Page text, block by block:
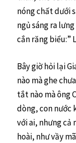
nóng chất dưới
ngủ sáng ra
cắn răng biểu:”
Bây giờ hỏi lại
nào mà ghe
tắt nào mà ông
dòng, con nước
với ai, nhưng cả
hoài, như vầy